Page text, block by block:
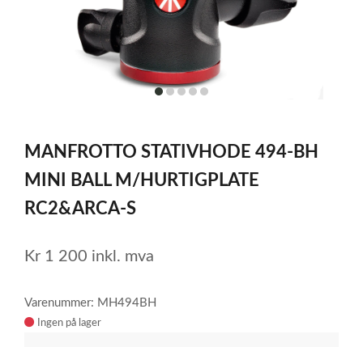
itemitemitemitemitem
of
5
MANFROTTO STATIVHODE 494-BH
MINI BALL M/HURTIGPLATE
RC2&ARCA-S
Kr 1 200 inkl. mva
Varenummer: MH494BH
Ingen på lager